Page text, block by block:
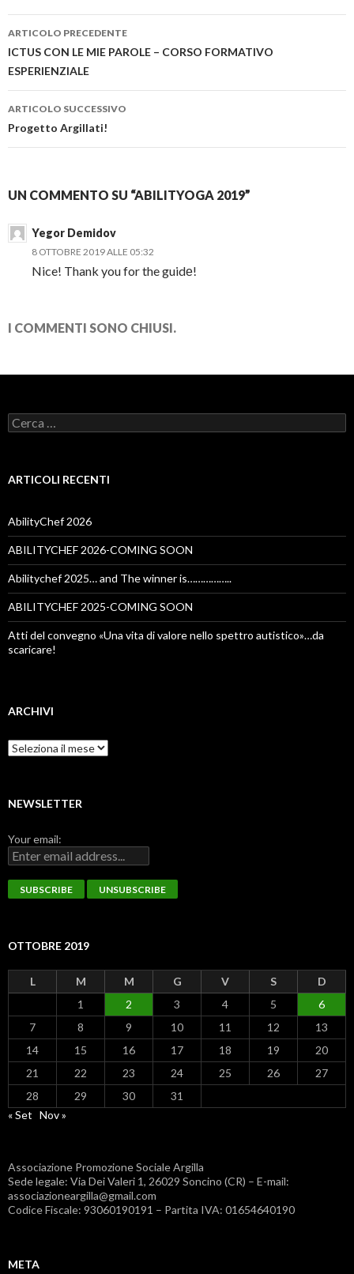
Navigazione
articolo
ARTICOLO PRECEDENTE
ICTUS CON LE MIE PAROLE – CORSO FORMATIVO
ESPERIENZIALE
ARTICOLO SUCCESSIVO
Progetto Argillati!
UN COMMENTO SU “ABILITYOGA 2019”
Yegor Demidov
8 OTTOBRE 2019 ALLE 05:32
Nice! Thank you for the guidе!
I COMMENTI SONO CHIUSI.
Ricerca
per:
ARTICOLI RECENTI
AbilityChef 2026
ABILITYCHEF 2026-COMING SOON
Abilitychef 2025… and The winner is……………..
ABILITYCHEF 2025-COMING SOON
Atti del convegno «Una vita di valore nello spettro autistico»…da
scaricare!
ARCHIVI
Archivi
NEWSLETTER
Your email:
OTTOBRE 2019
L M M G V S
D
1
2 3 4 5
6
7
8 9 10 11 12
13
14
15 16 17 18 19
20
21
22 23 24 25 26
27
28
29 30
31
« Set Nov »
Associazione Promozione Sociale Argilla
Sede legale: Via Dei Valeri 1, 26029 Soncino (CR) – E-mail:
associazioneargilla@gmail.com
Codice Fiscale: 93060190191 – Partita IVA: 01654640190
META